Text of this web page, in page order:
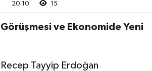
20:10
15
ve Ekonomide Yeni
Recep Tayyip Erdoğan